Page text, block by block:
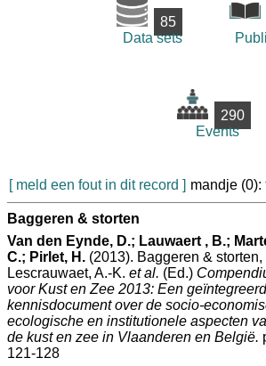
85
Data sets
290
Events
[ meld een fout in dit record ] mandje (0):
Baggeren & storten
Van den Eynde, D.; Lauwaert , B.;
C.; Pirlet, H. (2013). Baggeren & storten,
Lescrauwaet, A.-K. et al. (Ed.)
voor Kust en Zee 2013: Een geïntegreerd
kennisdocument over de socio-
ecologische en institutionele aspecten
de kust en zee in Vlaanderen en België.
121-128